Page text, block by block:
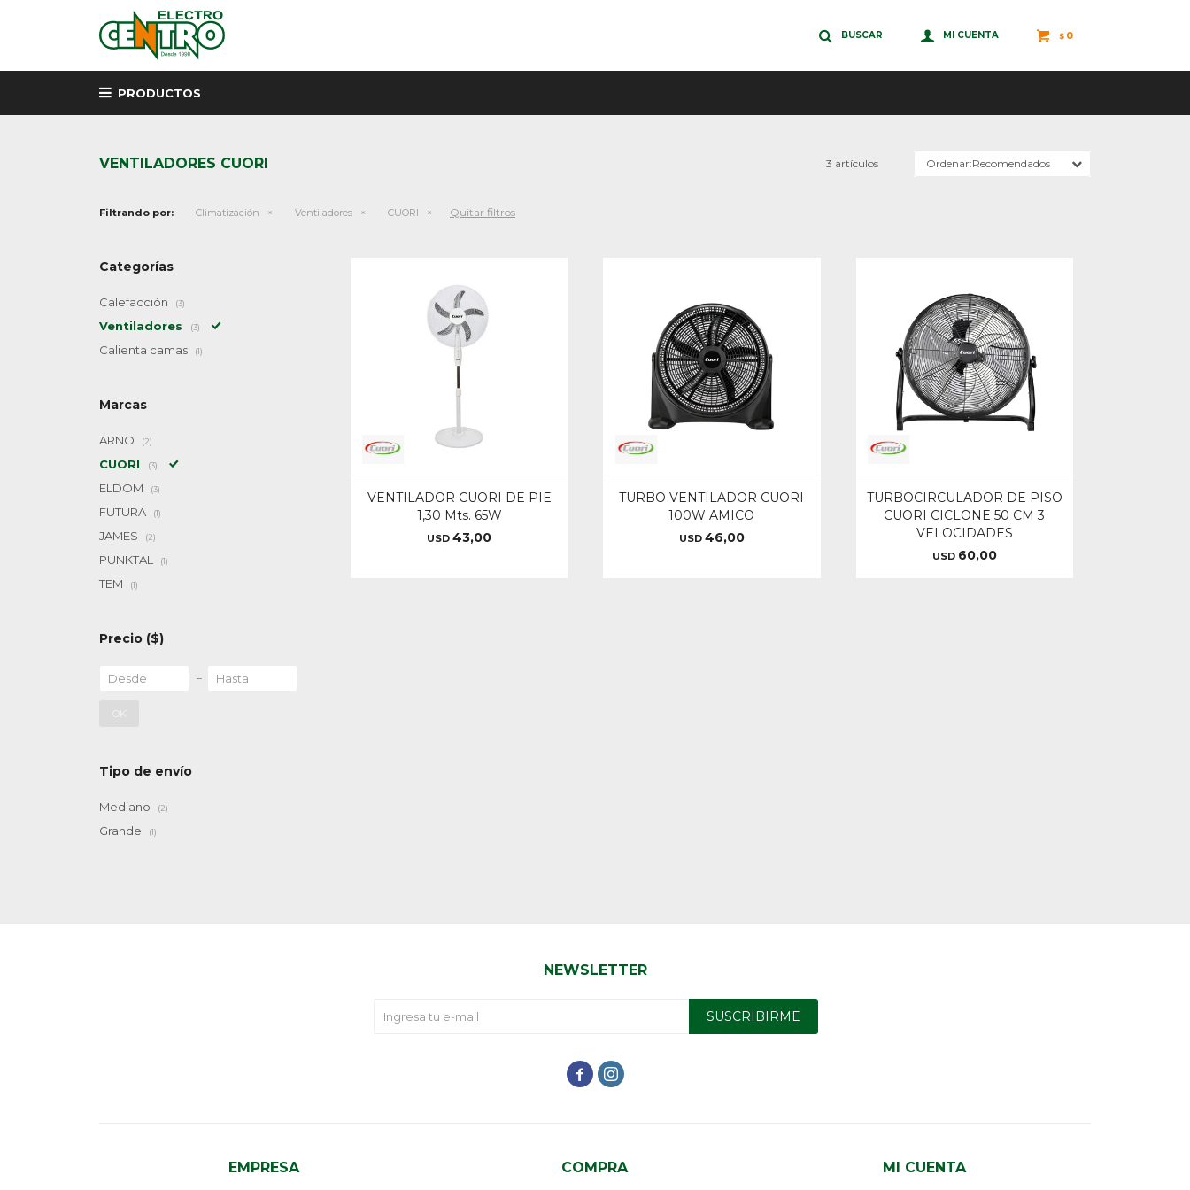
PRODUCTOS
$ 0
VENTILADORES CUORI 3 artículos Recomendados
Filtrando por: Climatización Ventiladores CUORI Quitar filtros
VENTILADOR CUORI DE PIE
1,30 Mts. 65W
USD 43,00
TURBO VENTILADOR CUORI
100W AMICO
USD 46,00
TURBOCIRCULADOR DE PISO
CUORI CICLONE 50 CM 3
VELOCIDADES
USD 60,00
Categorías
Calefacción (3)
Ventiladores (3)
Calienta camas (1)
Marcas
ARNO (2)
CUORI (3)
ELDOM (3)
FUTURA (1)
JAMES (2)
PUNKTAL (1)
TEM (1)
Precio ($)
OK
Tipo de envío
Mediano (2)
Grande (1)
EMPRESA COMPRA MI CUENTA
NEWSLETTER
SUSCRIBIRME
 